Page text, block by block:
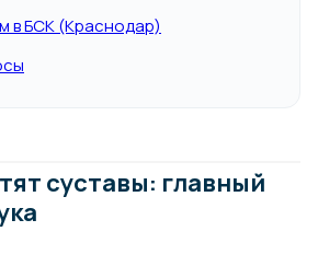
в БСК (Краснодар)
суставы: главный